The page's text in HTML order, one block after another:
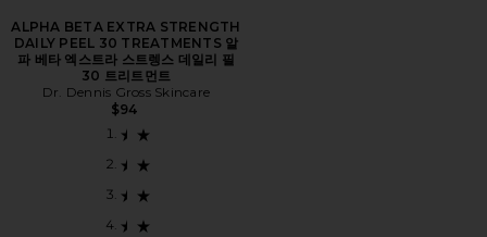
ALPHA BETA EXTRA STRENGTH
DAILY PEEL 30 TREATMENTS 알
파 베타 엑스트라 스트렝스 데일리 필
30 트리트먼트
Dr. Dennis Gross Skincare
$94